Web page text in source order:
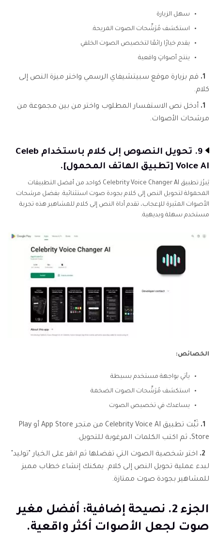
سهل الزيارة
استكشف مُرَشِّحات الصوت المريحة.
يقدم خيارًا رائعًا لتخصيص الصوت الخلفي
ينتج أصواتٍ واقعية
1.
قم بزيارة موقع سبيتشيفاي الرسمي واختر ميزة النص إلى
كلام.
1.
أدخل نص الاستفسار المطلوب واختر من بين مجموعة من
مرشحات الأصوات.
9. تحويل النصوص إلى كلام باستخدام Celeb
Voice AI [تطبيق الهاتف المحمول].
يَبرُز تطبيق Celebrity Voice Changer AI كواحد من أفضل التطبيقات
المحمولة لتحويل النص إلى كلام بجودة صوت استثنائية. بفضل مرشحات
الأصوات المثيرة للإعجاب، تقدم أداة النص إلى كلام للمشاهير هذه تجربة
مستخدم سهلة وبديهية.
الخصائص:
يأتي بواجهة مستخدم بسيطة
استكشف مُرَشِّحات الصوت الضخمة
يساعدك في تخصيص الصوت
1.
ثَبِّت تطبيق Celebrity Voice AI من متجر App Store أو Play
Store، ثم اكتب الكلمات المرغوبة للتحويل.
2.
اختر شخصية الصوت التي تفضلها ثم انقر على الخيار "توليد"
لبدء عملية تحويل النص إلى كلام. يمكنك إنشاء خطاب مميز
للمشاهير بجودة صوت ممتازة.
الجزء 2. نصيحة إضافية: أفضل مغير
صوت لجعل الأصوات أكثر واقعية.